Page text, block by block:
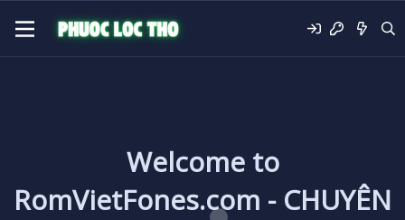
Welcome to
RomVietFones.com - CHUYÊN